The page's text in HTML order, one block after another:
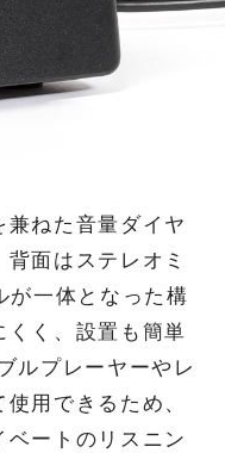
ねた音量ダイヤ
面はステレオミ
が一体となった構
くく、設置も簡単
ルプレーヤーやレ
用できるため、
ートのリスニン